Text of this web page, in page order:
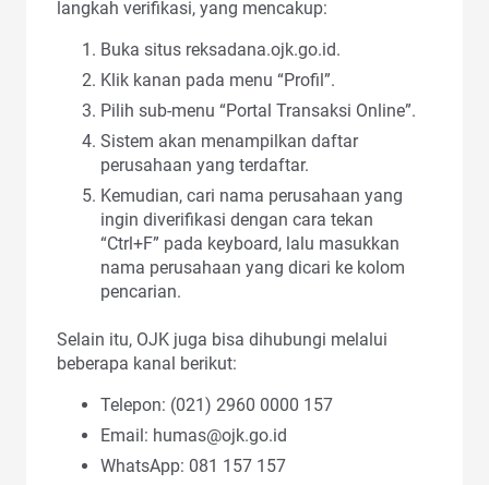
langkah verifikasi, yang mencakup:
Buka situs reksadana.ojk.go.id.
Klik kanan pada menu “Profil”.
Pilih sub-menu “Portal Transaksi Online”.
Sistem akan menampilkan daftar
perusahaan yang terdaftar.
Kemudian, cari nama perusahaan yang
ingin diverifikasi dengan cara tekan
“Ctrl+F” pada keyboard, lalu masukkan
nama perusahaan yang dicari ke kolom
pencarian.
Selain itu, OJK juga bisa dihubungi melalui
beberapa kanal berikut:
Telepon: (021) 2960 0000 157
Email: humas@ojk.go.id
WhatsApp: 081 157 157